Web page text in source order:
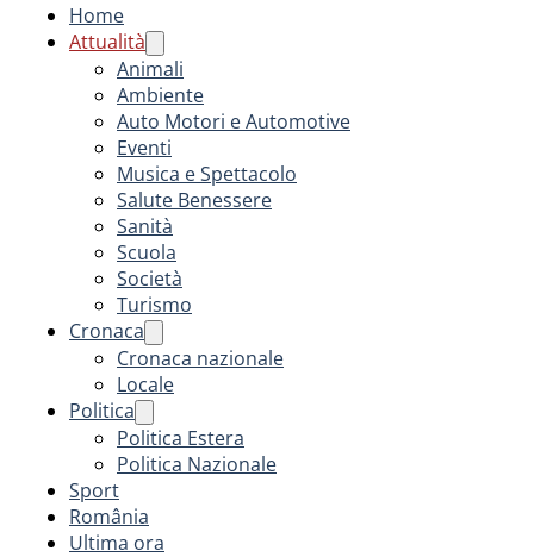
Home
Attualità
Animali
Ambiente
Auto Motori e Automotive
Eventi
Musica e Spettacolo
Salute Benessere
Sanità
Scuola
Società
Turismo
Cronaca
Cronaca nazionale
Locale
Politica
Politica Estera
Politica Nazionale
Sport
România
Ultima ora